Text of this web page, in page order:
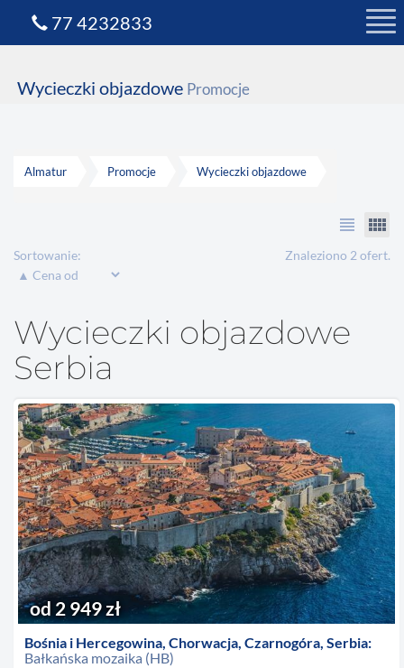
Wycieczki objazdowe Promocje
Almatur Promocje Wycieczki objazdowe
view_headline view_comfy
Sortowanie: Znaleziono 2 ofert.
Wycieczki objazdowe
Serbia
Bośnia i Hercegowina, Chorwacja, Czarnogóra, Serbia:
Bałkańska mozaika (HB)
od 2 949 zł
77 4232833